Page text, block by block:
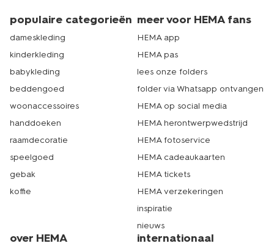
om jegordijnen te wassen. Echt HEMA.
populaire categorieën
dameskleding
kinderkleding
babykleding
beddengoed
woonaccessoires
handdoeken
raamdecoratie
speelgoed
gebak
koffie
meer voor HEMA fans
HEMA app
HEMA pas
lees onze folders
folder via Whatsapp ontvangen
HEMA op social media
HEMA herontwerpwedstrijd
HEMA fotoservice
HEMA cadeaukaarten
HEMA tickets
HEMA verzekeringen
inspiratie
nieuws
over HEMA internationaal